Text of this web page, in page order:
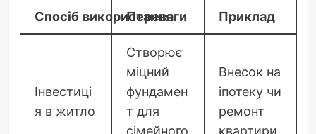
Спосіб використання
Переваги Приклад
Інвестиці
я в житло
Створює
міцний
фундамен
т для
сімейного
Внесок на
іпотеку чи
ремонт
квартири